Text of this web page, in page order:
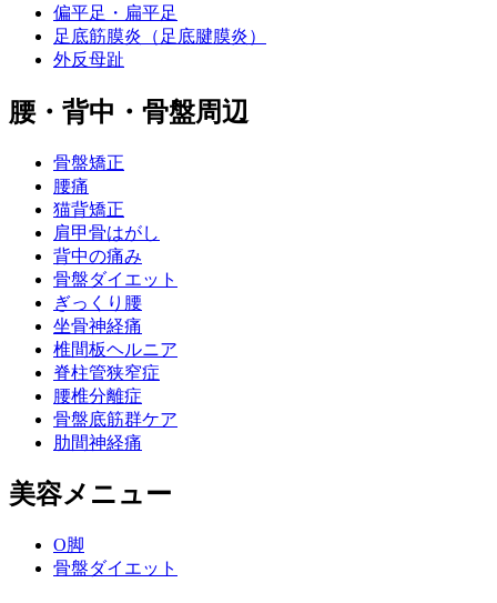
偏平足・扁平足
足底筋膜炎（足底腱膜炎）
外反母趾
腰・背中・骨盤周辺
骨盤矯正
腰痛
猫背矯正
肩甲骨はがし
背中の痛み
骨盤ダイエット
ぎっくり腰
坐骨神経痛
椎間板ヘルニア
脊柱管狭窄症
腰椎分離症
骨盤底筋群ケア
肋間神経痛
美容メニュー
O脚
骨盤ダイエット